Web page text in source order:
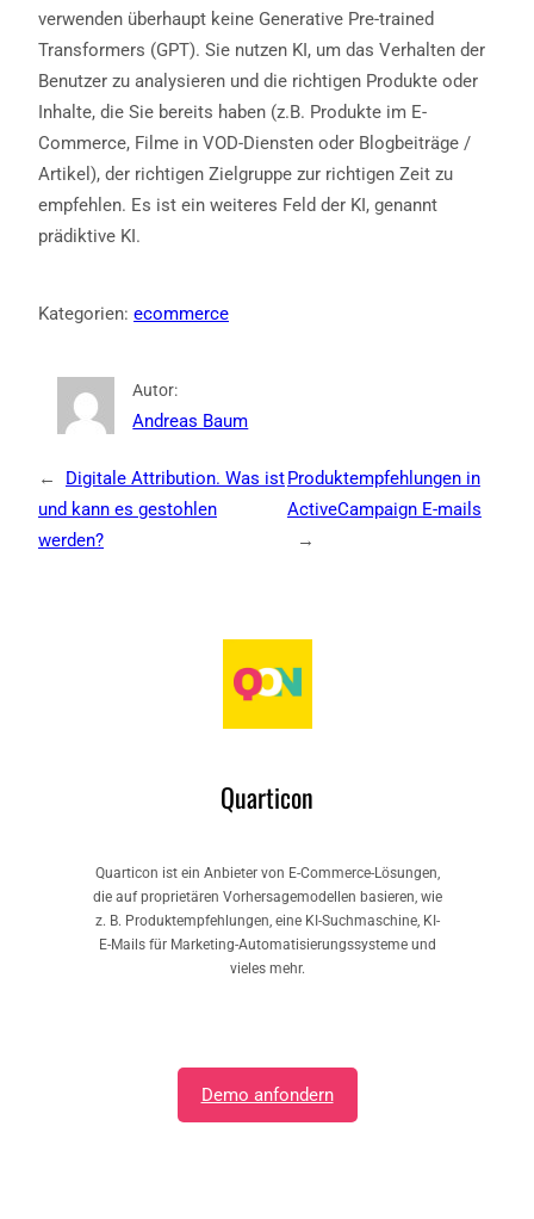
verwenden überhaupt keine Generative Pre-trained
Transformers (GPT). Sie nutzen KI, um das Verhalten der
Benutzer zu analysieren und die richtigen Produkte oder
Inhalte, die Sie bereits haben (z.B. Produkte im E-
Commerce, Filme in VOD-Diensten oder Blogbeiträge /
Artikel), der richtigen Zielgruppe zur richtigen Zeit zu
empfehlen. Es ist ein weiteres Feld der KI, genannt
prädiktive KI.
Kategorien: ecommerce
Autor:
Andreas Baum
←
Digitale Attribution. Was ist
und kann es gestohlen
werden?
Produktempfehlungen in
ActiveCampaign E-mails
→
Quarticon
Quarticon ist ein Anbieter von E-Commerce-Lösungen,
die auf proprietären Vorhersagemodellen basieren, wie
z. B. Produktempfehlungen, eine KI-Suchmaschine, KI-
E-Mails für Marketing-Automatisierungssysteme und
vieles mehr.
Demo anfondern